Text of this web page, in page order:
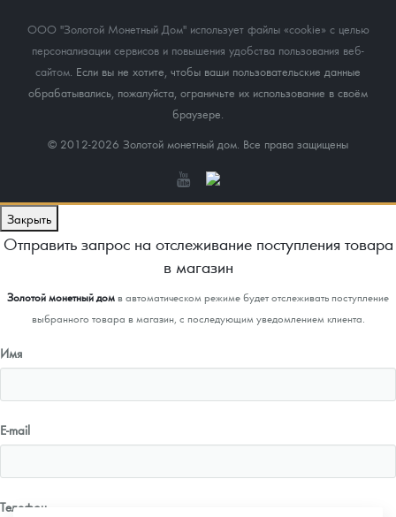
ООО "Золотой Монетный Дом" использует файлы «cookie» с целью
персонализации сервисов и повышения удобства пользования веб-
сайтом . Если вы не хотите, чтобы ваши пользовательские данные
обрабатывались, пожалуйста, ограничьте их использование в своём
браузере.
© 2012-2026 Золотой монетный дом. Все права защищены
Закрыть
Отправить запрос на отслеживание поступления товара
в магазин
Золотой монетный домв автоматическом режиме будет отслеживать поступление
выбранного товара в магазин, с последующим уведомлением клиента.
Имя
E-mail
Телефон